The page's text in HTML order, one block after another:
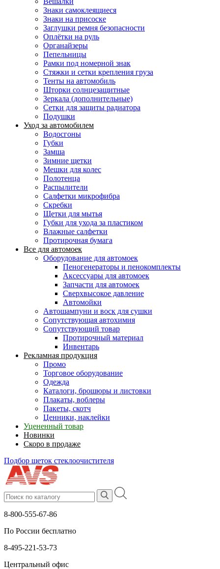
Знаки самоклеящиеся
Знаки на присоске
Заглушки ремня безопасности
Оплётки на руль
Органайзеры
Пепельницы
Рамки под номерной знак
Стяжки и сетки крепления груза
Тенты на автомобиль
Шторки солнцезащитные
Зеркала (дополнительные)
Сетки для защиты радиатора
Подушки
Уход за автомобилем
Водосгоны
Губки
Замша
Зимние щетки
Мешки для колес
Полотенца
Распылители
Салфетки микрофибра
Скребки
Щетки для мытья
Губки для ухода за пластиком
Влажные салфетки
Протирочная бумага
Все для автомоек
Оборудование для автомоек
Пеногенераторы и пенокомплекты
Аксессуары для автомоек
Запчасти для автомоек
Сверхвысокое давление
Автомойки
Автошампуни и воск для сушки
Сопутствующая автохимия
Сопутствующий товар
Протирочный материал
Инвентарь
Рекламная продукция
Промо
Торговое оборудование
Одежда
Каталоги, брошюры и листовки
Плакаты, воблеры
Пакеты, скотч
Ценники, наклейки
Уцененный товар
Новинки
Скоро в продаже
Подбор щеток стеклоочистителя
8-800-555-67-86
По России бесплатно
8-495-221-53-73
Центральный офис